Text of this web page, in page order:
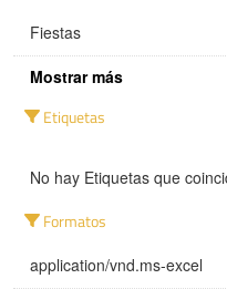
Fiestas
Mostrar más
Etiquetas
No hay Etiquetas que
Formatos
application/vnd.ms-excel